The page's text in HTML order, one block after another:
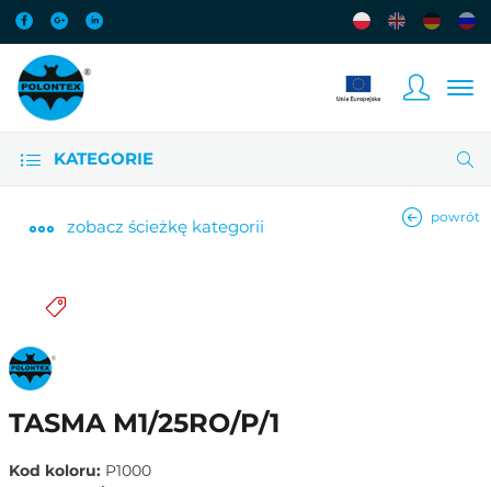
KATEGORIE
zobacz ścieżkę kategorii powrót
TASMA M1/25RO/P/1
Kod koloru: P1000